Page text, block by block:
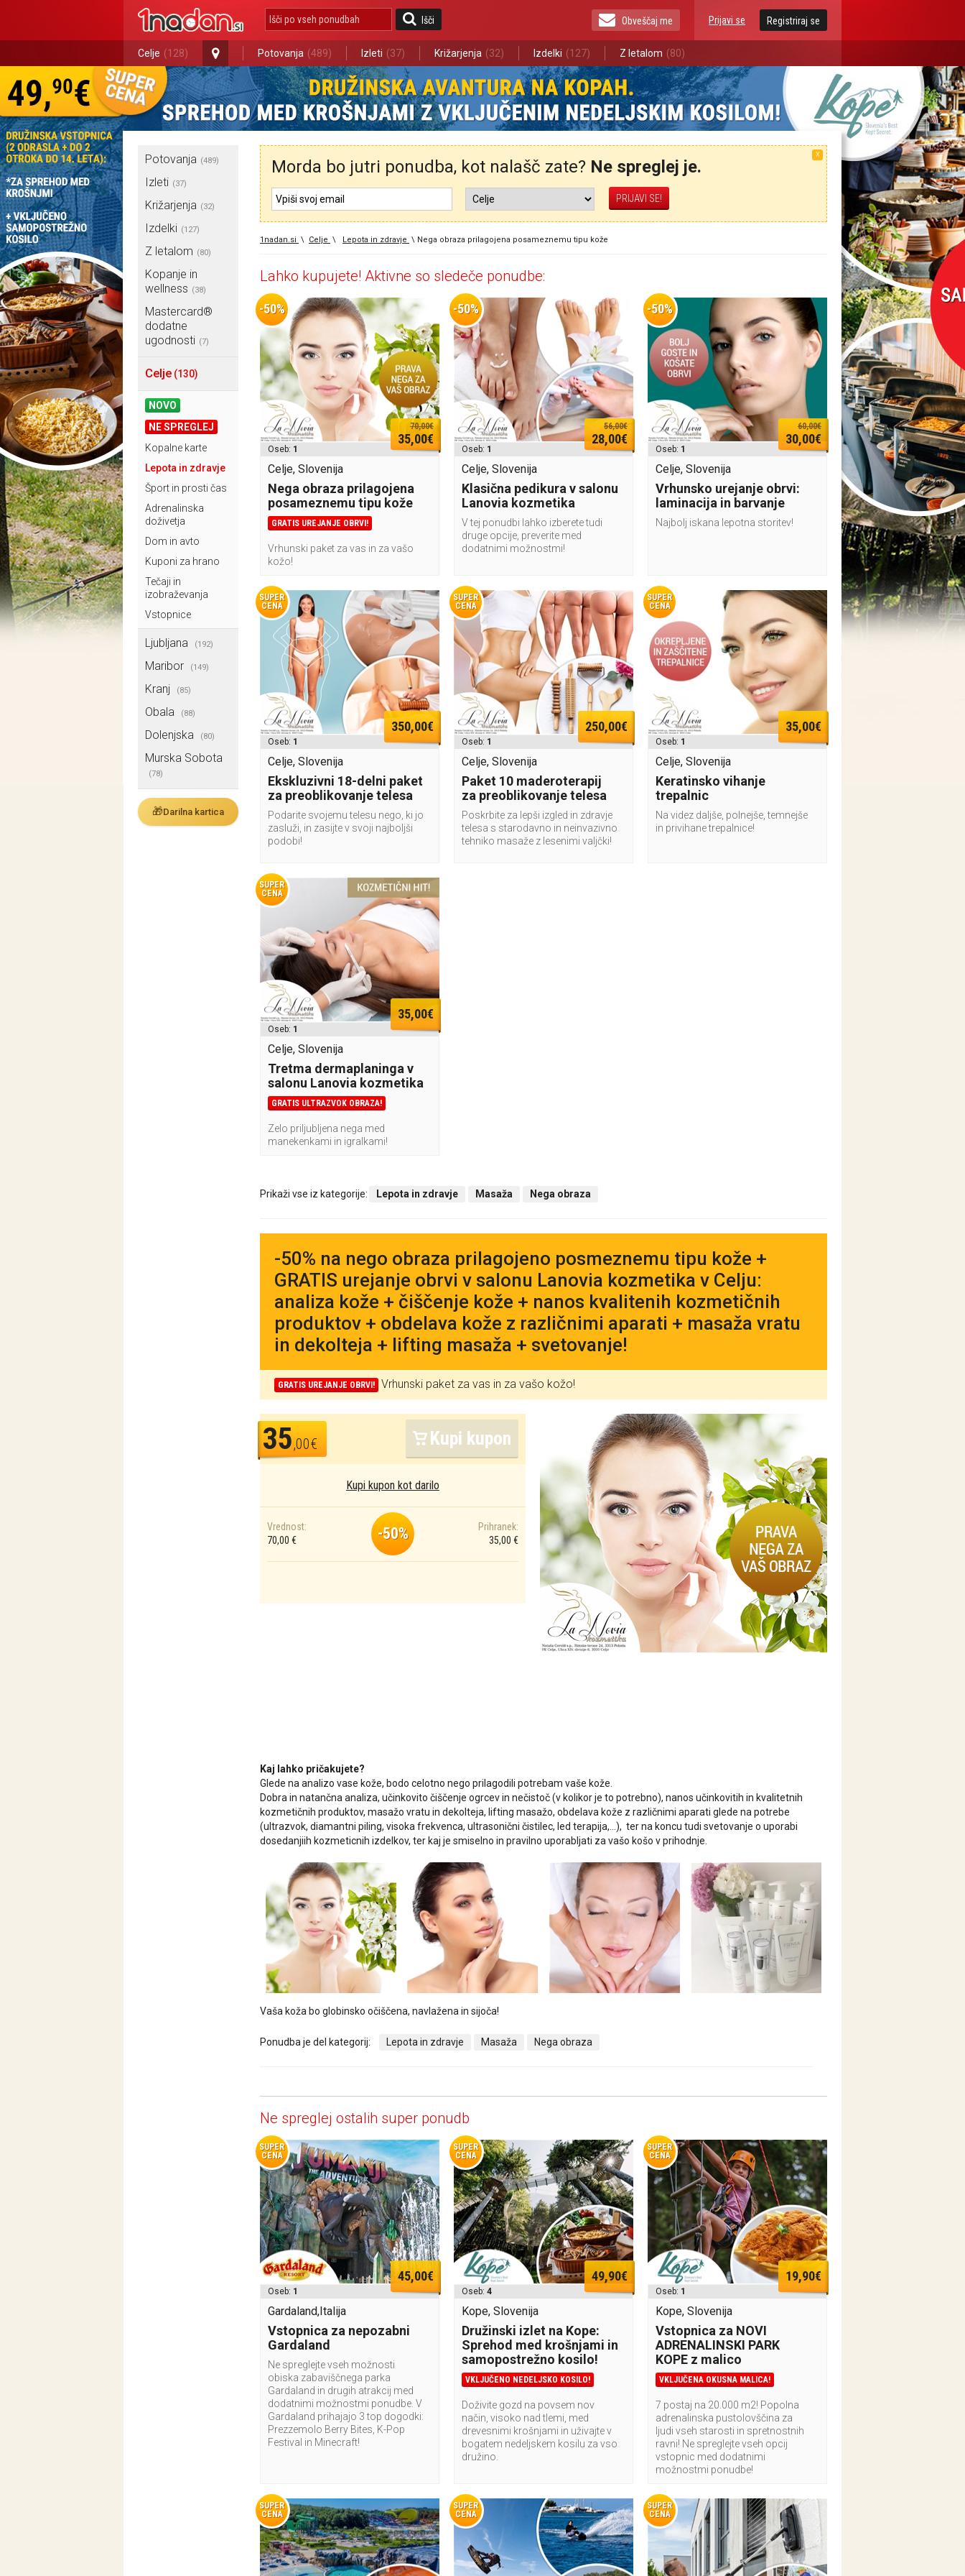
Išči Prijavi se Registriraj se
Obveščaj me
Celje (128) Potovanja (489) Izleti (37) Križarjenja (32) Izdelki (127) Z letalom (80)
Potovanja (489)
Izleti (37)
Križarjenja (32)
Izdelki (127)
Z letalom (80)
Kopanje in
wellness (38)
Mastercard®
dodatne
ugodnosti (7)
Celje (130)
NOVO
NE SPREGLEJ
Kopalne karte
Lepota in zdravje
Šport in prosti čas
Adrenalinska
doživetja
Dom in avto
Kuponi za hrano
Tečaji in
izobraževanja
Vstopnice
Ljubljana (192)
Maribor (149)
Kranj (85)
Obala (88)
Dolenjska (80)
Murska Sobota
(78)
🎁Darilna kartica
X
Morda bo jutri ponudba, kot nalašč zate? Ne spreglej je.
1nadan.si \ Celje \ Lepota in zdravje \ Nega obraza prilagojena posameznemu tipu kože
Lahko kupujete! Aktivne so sledeče ponudbe:
-50%
70,00€
35,00€
Oseb: 1
Celje, Slovenija
Nega obraza prilagojena
posameznemu tipu kože
GRATIS UREJANJE OBRVI!
Vrhunski paket za vas in za vašo
kožo!
-50%
56,00€
28,00€
Oseb: 1
Celje, Slovenija
Klasična pedikura v salonu
Lanovia kozmetika
V tej ponudbi lahko izberete tudi
druge opcije, preverite med
dodatnimi možnostmi!
-50%
60,00€
30,00€
Oseb: 1
Celje, Slovenija
Vrhunsko urejanje obrvi:
laminacija in barvanje
Najbolj iskana lepotna storitev!
SUPER
CENA
350,00€
Oseb: 1
Celje, Slovenija
Ekskluzivni 18-delni paket
za preoblikovanje telesa
Podarite svojemu telesu nego, ki jo
zasluži, in zasijte v svoji najboljši
podobi!
SUPER
CENA
250,00€
Oseb: 1
Celje, Slovenija
Paket 10 maderoterapij
za preoblikovanje telesa
Poskrbite za lepši izgled in zdravje
telesa s starodavno in neinvazivno
tehniko masaže z lesenimi valjčki!
SUPER
CENA
35,00€
Oseb: 1
Celje, Slovenija
Keratinsko vihanje
trepalnic
Na videz daljše, polnejše, temnejše
in privihane trepalnice!
SUPER
CENA
35,00€
Oseb: 1
Celje, Slovenija
Tretma dermaplaninga v
salonu Lanovia kozmetika
GRATIS ULTRAZVOK OBRAZA!
Zelo priljubljena nega med
manekenkami in igralkami!
Prikaži vse iz kategorije: Lepota in zdravje Masaža Nega obraza
-50% na nego obraza prilagojeno posmeznemu tipu kože +
GRATIS urejanje obrvi v salonu Lanovia kozmetika v Celju:
analiza kože + čiščenje kože + nanos kvalitenih kozmetičnih
produktov + obdelava kože z različnimi aparati + masaža vratu
in dekolteja + lifting masaža + svetovanje!
GRATIS UREJANJE OBRVI! Vrhunski paket za vas in za vašo kožo!
35,00€ Kupi kupon
Kupi kupon kot darilo
Vrednost:
70,00 €
-50%
Prihranek:
35,00 €
Kaj lahko pričakujete?
Glede na analizo vase kože, bodo celotno nego prilagodili potrebam vaše kože.
Dobra in natančna analiza, učinkovito čiščenje ogrcev in nečistoč (v kolikor je to potrebno), nanos učinkovitih in kvalitetnih
kozmetičnih produktov, masažo vratu in dekolteja, lifting masažo, obdelava kože z različnimi aparati glede na potrebe
(ultrazvok, diamantni piling, visoka frekvenca, ultrasonični čistilec, led terapija,...), ter na koncu tudi svetovanje o uporabi
dosedanjiih kozmeticnih izdelkov, ter kaj je smiselno in pravilno uporabljati za vašo košo v prihodnje.
Vaša koža bo globinsko očiščena, navlažena in sijoča!
Ponudba je del kategorij: Lepota in zdravje Masaža Nega obraza
Ne spreglej ostalih super ponudb
SUPER
CENA
45,00€
Oseb: 1
Gardaland,Italija
Vstopnica za nepozabni
Gardaland
Ne spreglejte vseh možnosti
obiska zabaviščnega parka
Gardaland in drugih atrakcij med
dodatnimi možnostmi ponudbe. V
Gardaland prihajajo 3 top dogodki:
Prezzemolo Berry Bites, K-Pop
Festival in Minecraft!
SUPER
CENA
49,90€
Oseb: 4
Kope, Slovenija
Družinski izlet na Kope:
Sprehod med krošnjami in
samopostrežno kosilo!
VKLJUČENO NEDELJSKO KOSILO!
Doživite gozd na povsem nov
način, visoko nad tlemi, med
drevesnimi krošnjami in uživajte v
bogatem nedeljskem kosilu za vso
družino.
SUPER
CENA
19,90€
Oseb: 1
Kope, Slovenija
Vstopnica za NOVI
ADRENALINSKI PARK
KOPE z malico
VKLJUČENA OKUSNA MALICA!
7 postaj na 20.000 m2! Popolna
adrenalinska pustolovščina za
ljudi vseh starosti in spretnostnih
ravni! Ne spreglejte vseh opcij
vstopnic med dodatnimi
možnostmi ponudbe!
SUPER
CENA
SUPER
CENA
SUPER
CENA